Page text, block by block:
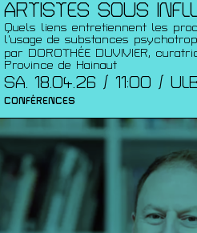
ARTISTES SOUS
Quels liens entretiennent les
l’usage de substances
par DOROTHÉE DUVIVIER,
Province de Hainaut
SA. 18.04.26 / 11:00 /
CONFÉRENCES